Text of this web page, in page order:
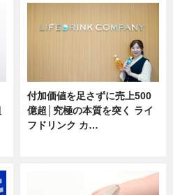
付加価値を足さずに売上500
億超│究極の本質を突く ライ
フドリンク カ…